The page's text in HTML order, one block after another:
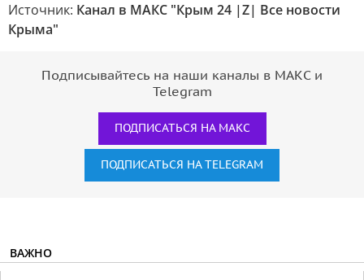
Источник: Канал в МАКС "Крым 24 |Z| Все новости
Крыма"
Подписывайтесь на наши каналы в МАКС и
Telegram
ПОДПИСАТЬСЯ НА МАКС
ПОДПИСАТЬСЯ НА TELEGRAM
ВАЖНО